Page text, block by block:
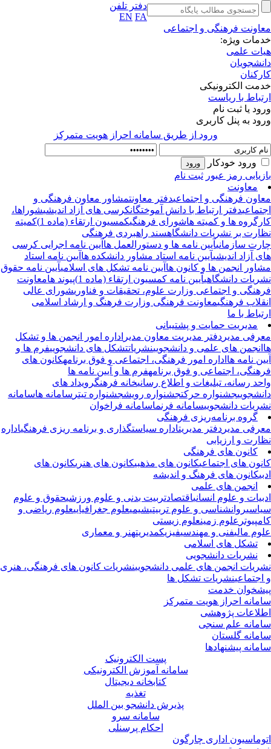
دفتر تلفن
EN FA
فرهنگی و اجتماعی
ویژه:
علمی
الکترونیکی
با ریاست
یا ثبت نام
به پنل کاربری
ورود از طريق سامانه احراز هويت متمركز
ورود خودکار
رمز عبور ثبت نام
معاونت
فرهنگی و اجتماعیدفتر معاونتمشاور معاون فرهنگی و
دفتر ارتباط با دانش آموختگانکرسی های آزاد اندیشیشوراها،
ها و کمیته هاشورای فرهنگیکمسیون ارتقاء (ماده 1)
کمیته
بر نشریات دانشگاهسند راهبردی فرهنگی
سازمانیآیین نامه ها و دستورالعمل هاآیین نامه اجرایی کرسی
آزاد اندیشیآیین نامه استاد مشاور دانشکده هاآیین نامه استاد
انجمن ها و کانون هاآیین نامه تشکل های اسلامیآیین نامه حقوق
دانشگاهیآیین نامه کمسیون ارتقاء (ماده 1) پیوند هامعاونت
و اجتماعی وزارت علوم، تحقیقات و فناوریشورای عالی
فرهنگیمعاونت فرهنگی وزارت فرهنگ و ارشاد اسلامی
با ما
مدیریت حمایت و پشتیبانی
مدیردفتر مدیریتمعاون مدیراداره امور انجمن ها و تشکل
انجمن های علمی و دانشجویینشریاتتشکل های دانشجوییفرم ها و
نامه هااداره امور فرهنگی، اجتماعی و فوق برنامهکانون های
اجتماعی و فوق برنامهفرم ها و آیین نامه ها
رسانه، تبلیغات و اطلاع رسانیخانه فرهنگرویداد های
جشنواره حرکتجشنواره رویشجشنواره تیترسامانه هاسامانه
دانشجوییسامانه فرنماسامانه فراخوان
گروه برنامه‌ریزی فرهنگی
مدیردفتر مدیریت اداره سیاستگذاری و برنامه ریزی فرهنگیاداره
و ارزیابی
کانون های فرهنگی
های اجتماعیکانون های مذهبیکانون های هنریکانون های
کانون های فرهنگ و اندیشه
انجمن های علمی
و علوم انسانیاقتصادتربیت بدنی و علوم ورزشیحقوق و علوم
روانشناسی و علوم تربیتیشیمیعلوم جغرافیاییعلوم ریاضی و
علوم زمینعلوم زیستی
مالیفنی و مهندسیفیزیکمدیریت هنر و معماری
تشکل های اسلامی
نشریات دانشجویی
انجمن های علمی دانشجویینشریات کانون های فرهنگی، هنری
نشریات تشکل ها
خدمت
احراز هویت متمرکز
پژوهشی
علم سنجی
گلستان
پیشنهادها
پست الکترونیک
سامانه آموزش الکترونیکی
کتابخانه دیجیتال
تغذیه
پذیرش دانشجو بین الملل
سامانه سرو
احکام پرسنلی
اداری چارگون